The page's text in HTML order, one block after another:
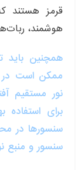
قرمز هستند
هوشمند،
همچنین باید
ممکن است در
نور مستقیم
برای استفاده
سنسورها در
سنسور و منبع